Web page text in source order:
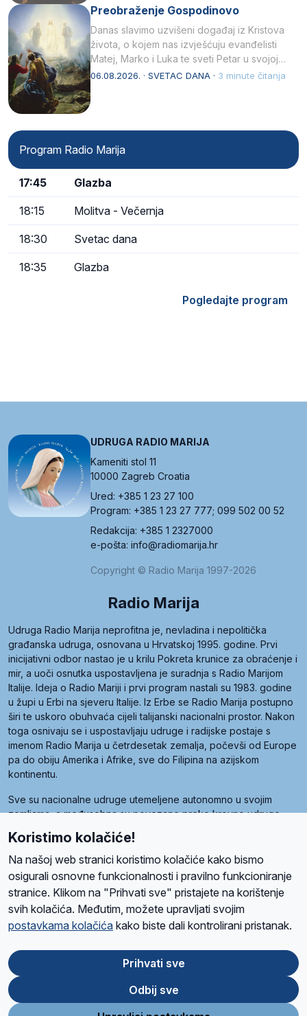
Preobraženje Gospodinovo
Danas slavimo uzvišeni događaj iz Kristova
života, o kojem nas izvješćuju evanđelisti
Matej, Marko i Luka te sveti Petar u svojoj
drugoj…
06.08.2026. · SVETAC DANA · 3 minute čitanja
Program Radio Marija
17:45 Glazba
18:15 Molitva - Večernja
18:30 Svetac dana
18:35 Glazba
Pogledajte program
UDRUGA RADIO MARIJA
Kameniti stol 11
10000 Zagreb Croatia
Ured: +385 1 23 27 100
Program: +385 1 23 27 777; 099 502 00 52
Redakcija: +385 1 2327000
e-pošta: info@radiomarija.hr
Copyright © Radio Marija 1997-2026
Radio Marija
Udruga Radio Marija neprofitna je, nevladina i nepolitička
građanska udruga, osnovana u Hrvatskoj 1995. godine. Prvi
inicijativni odbor nastao je u krilu Pokreta krunice za obraćenje i
mir, a uoči osnutka uspostavljena je suradnja s Radio Marijom
Italije. Ideja o Radio Mariji i prvi program nastali su 1983. godine
u župi u Erbi na sjeveru Italije. Iz Erbe se Radio Marija postupno
širi te uskoro obuhvaća cijeli talijanski nacionalni prostor. Nakon
toga osnivaju se i uspostavljaju udruge i radijske postaje s
imenom Radio Marija u četrdesetak zemalja, počevši od Europe
pa do obiju Amerika i Afrike, sve do Filipina na azijskom
kontinentu.
Sve su nacionalne udruge utemeljene autonomno u svojim
zemljama, a međusobna su povezane preko krovne udruge
Radio Maria). Svjetsku obitelj utemeljilo je sedam članica, među
kojima je i hrvatska Udruga Radio Marija.
O namaRadio ProgramVolonteriPrijateljiKontaktPravila privatnosti
Ova stranica je zaštićena Google reCAPTCHA sustavom
Store
Google
Play
Koristimo kolačiće!
Na našoj web stranici koristimo kolačiće kako bismo
osigurali osnovne funkcionalnosti i pravilno funkcioniranje
stranice. Klikom na "Prihvati sve" pristajete na korištenje
svih kolačića. Međutim, možete upravljati svojim
postavkama kolačića kako biste dali kontrolirani pristanak.
Prihvati sve
Odbij sve